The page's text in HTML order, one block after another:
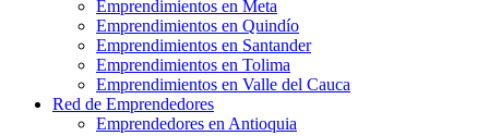
Emprendimientos en Meta
Emprendimientos en Quindío
Emprendimientos en Santander
Emprendimientos en Tolima
Emprendimientos en Valle del Cauca
Red de Emprendedores
Emprendedores en Antioquia